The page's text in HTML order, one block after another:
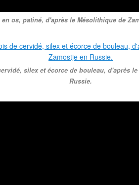
en os, patiné, d'après le Mésolithique de
silex et écorce de bouleau, d'après
Russie.